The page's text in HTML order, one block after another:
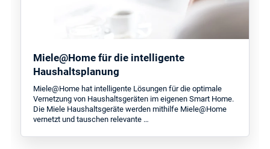
Miele@Home für die intelligente
Haushaltsplanung
Miele@Home hat intelligente Lösungen für die optimale
Vernetzung von Haushaltsgeräten im eigenen Smart Home.
Die Miele Haushaltsgeräte werden mithilfe Miele@Home
vernetzt und tauschen relevante …